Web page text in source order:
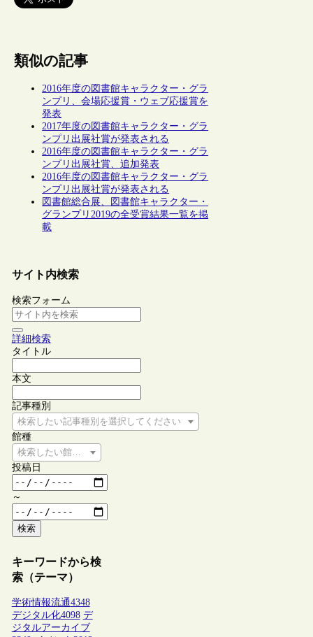
類似の記事
2016年度の図書館キャラクター・グラ
ンプリ、会場応援賞・ウェブ応援賞を
発表
2017年度の図書館キャラクター・グラ
ンプリ出展社賞が発表される
2016年度の図書館キャラクター・グラ
ンプリ出展社賞、追加発表
2016年度の図書館キャラクター・グラ
ンプリ出展社賞が発表される
図書館総合展、図書館キャラクター・
グランプリ2019の全受賞結果一覧を掲
載
サイト内検索
検索フォーム
詳細検索
タイトル
本文
記事種別
検索したい記事種別を選択してください
館種
検索したい館種を選択してください
投稿日
～
検索
キーワードから検
索（テーマ）
学術情報流通4348
デジタル化4098 デ
ジタルアーカイブ